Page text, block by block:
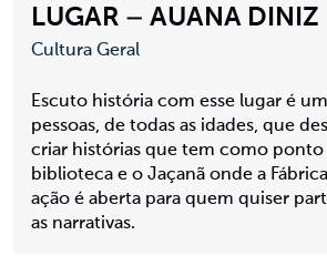
LUGAR – AUANA DINIZ
Cultura Geral
Escuto história com esse lugar é
pessoas, de todas as idades, que
criar histórias que tem como ponto
biblioteca e o Jaçanã onde a
ação é aberta para quem quiser
as narrativas.